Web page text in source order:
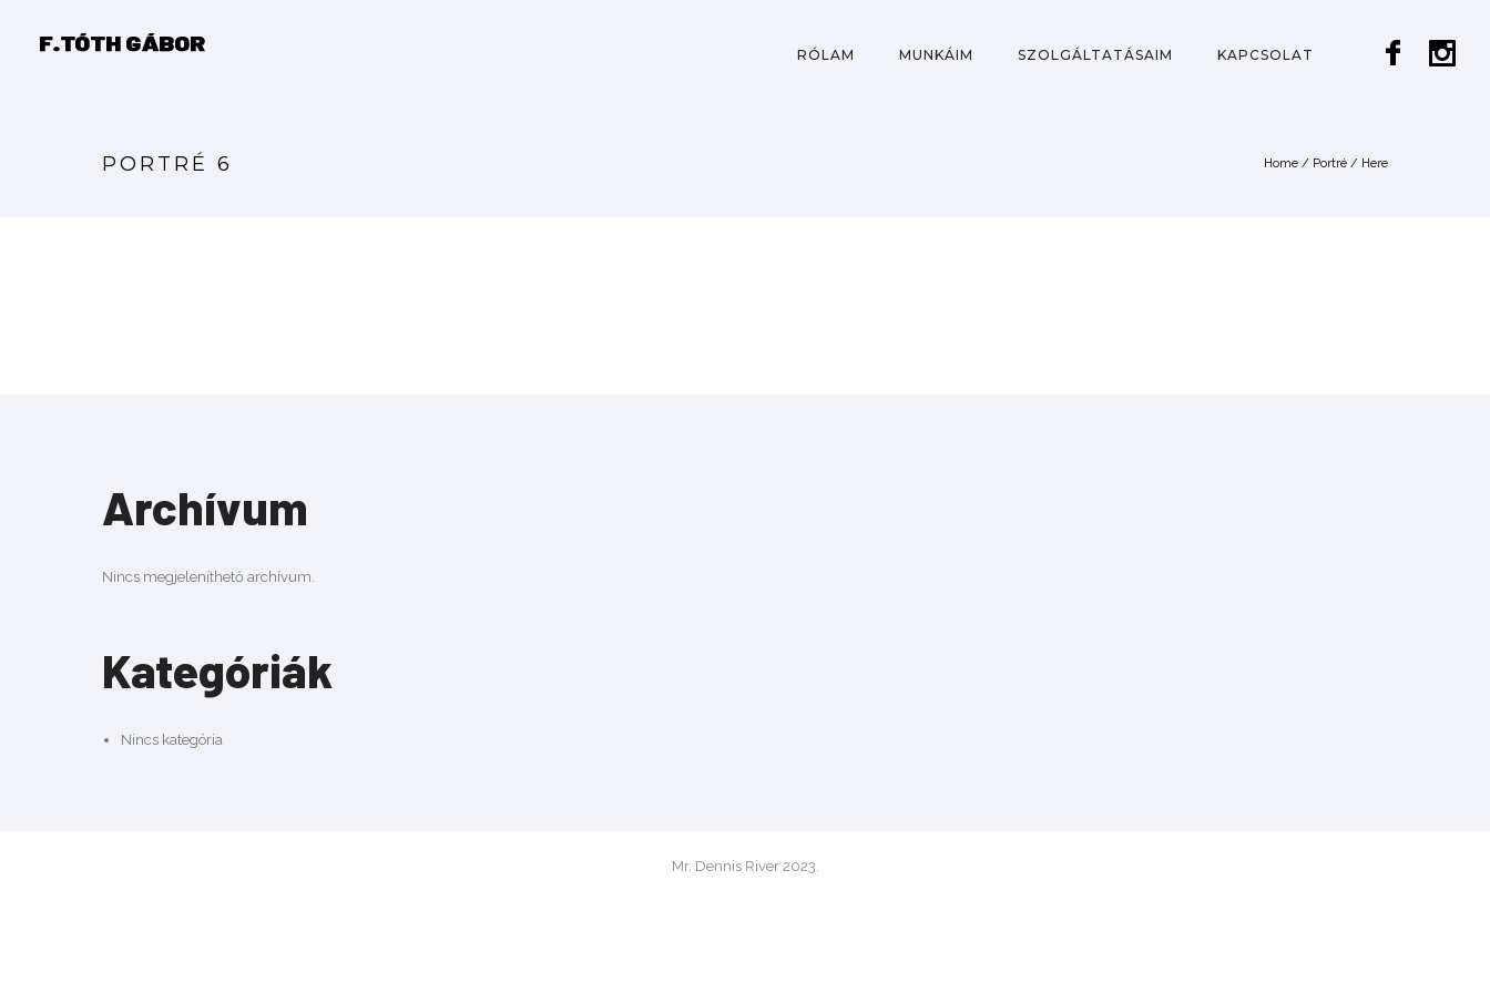
RÓLAM MUNKÁIM SZOLGÁLTATÁSAIM KAPCSOLAT
PORTRÉ 6 Home / Portré / Here
Archívum
Nincs megjeleníthető archívum.
Kategóriák
Nincs kategória
Mr. Dennis River 2023.